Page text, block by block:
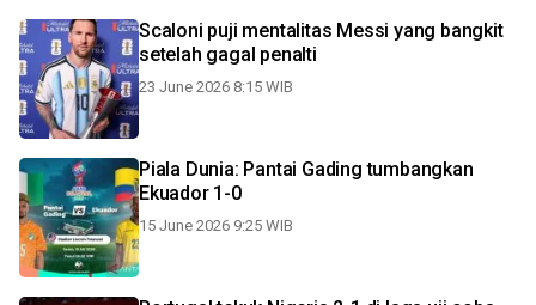
Scaloni puji mentalitas Messi yang bangkit
setelah gagal penalti
23 June 2026 8:15 WIB
Piala Dunia: Pantai Gading tumbangkan
Ekuador 1-0
15 June 2026 9:25 WIB